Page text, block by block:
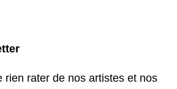
rien rater de nos artistes et nos